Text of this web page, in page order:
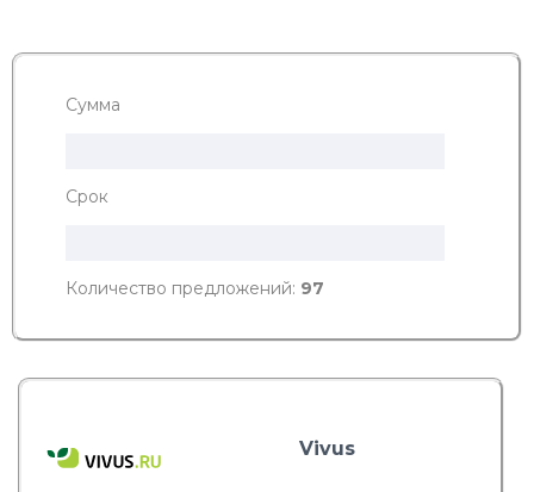
Сумма
Срок
Количество предложений: 97
Vivus